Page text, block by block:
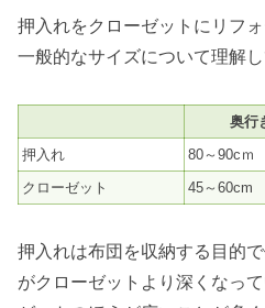
押入れをクローゼットにリフ
一般的なサイズについて理解し
奥行
押入れ
80～90cｍ
クローゼット
45～60cm
押入れは布団を収納する目的
がクローゼットより深くなっ